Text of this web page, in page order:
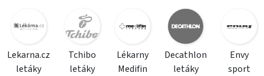
Lekarna.cz
letáky
Tchibo
letáky
Lékarny
Medifin
Decathlon
letáky
Envy
sport